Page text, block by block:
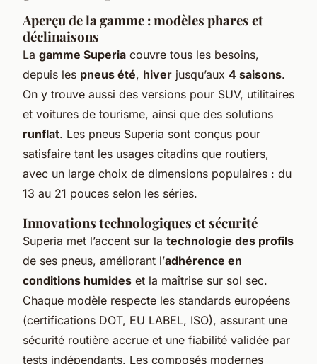
Aperçu de la gamme : modèles phares et
déclinaisons
La gamme Superia couvre tous les besoins,
depuis les pneus été, hiver jusqu’aux 4 saisons.
On y trouve aussi des versions pour SUV, utilitaires
et voitures de tourisme, ainsi que des solutions
runflat. Les pneus Superia sont conçus pour
satisfaire tant les usages citadins que routiers,
avec un large choix de dimensions populaires : du
13 au 21 pouces selon les séries.
Innovations technologiques et sécurité
Superia met l’accent sur la technologie des profils
de ses pneus, améliorant l’adhérence en
conditions humides et la maîtrise sur sol sec.
Chaque modèle respecte les standards européens
(certifications DOT, EU LABEL, ISO), assurant une
sécurité routière accrue et une fiabilité validée par
tests indépendants. Les composés modernes